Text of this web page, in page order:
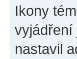
Ikony
vyjádření
nastavil